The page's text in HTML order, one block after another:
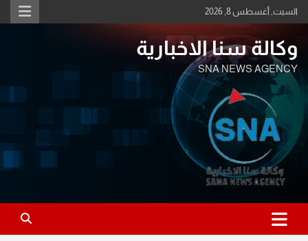
Skip
to
السبت, أغسطس 8, 2026
وكالة سنا الاخبارية
SNA NEWS AGENCY